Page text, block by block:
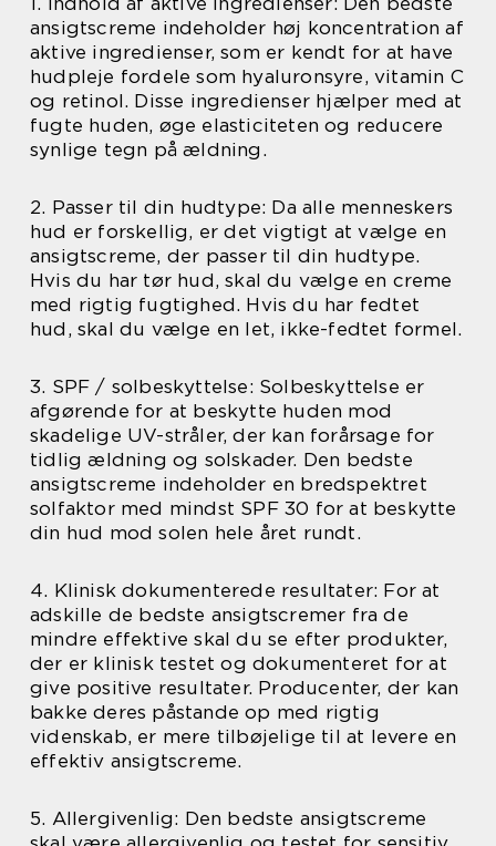
ansigtscreme indeholder høj koncentration af
aktive ingredienser, som er kendt for at have
hudpleje fordele som hyaluronsyre, vitamin C
og retinol. Disse ingredienser hjælper med at
fugte huden, øge elasticiteten og reducere
synlige tegn på ældning.
2. Passer til din hudtype: Da alle menneskers
hud er forskellig, er det vigtigt at vælge en
ansigtscreme, der passer til din hudtype.
Hvis du har tør hud, skal du vælge en creme
med rigtig fugtighed. Hvis du har fedtet
hud, skal du vælge en let, ikke-fedtet formel.
3. SPF / solbeskyttelse: Solbeskyttelse er
afgørende for at beskytte huden mod
skadelige UV-stråler, der kan forårsage for
tidlig ældning og solskader. Den bedste
ansigtscreme indeholder en bredspektret
solfaktor med mindst SPF 30 for at beskytte
din hud mod solen hele året rundt.
4. Klinisk dokumenterede resultater: For at
adskille de bedste ansigtscremer fra de
mindre effektive skal du se efter produkter,
der er klinisk testet og dokumenteret for at
give positive resultater. Producenter, der kan
bakke deres påstande op med rigtig
videnskab, er mere tilbøjelige til at levere en
effektiv ansigtscreme.
5. Allergivenlig: Den bedste ansigtscreme